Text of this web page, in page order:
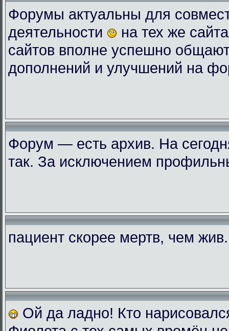
Форумы актуальны для
деятельности
на тех же
сайтов вполне успешно
дополнений и улучшений на
Форум — есть архив. На
так. За исключением
пациент скорее мертв, чем
Ой да ладно! Кто